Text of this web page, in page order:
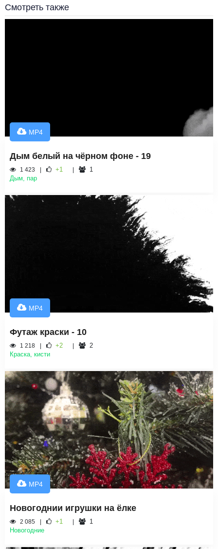
Смотреть также
MP4
Дым белый на чёрном фоне - 19
1 423 +1
1
Дым, пар
MP4
Футаж краски - 10
1 218 +2
2
Краска, кисти
MP4
Новогоднии игрушки на ёлке
2 085 +1
1
Новогодние